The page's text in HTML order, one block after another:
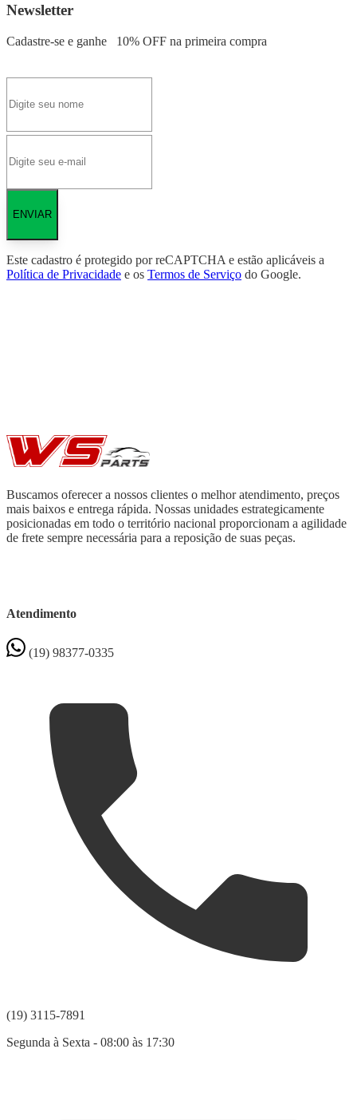
Newsletter
Cadastre-se e ganhe 10% OFF na primeira compra
ENVIAR
Este cadastro é protegido por reCAPTCHA e estão aplicáveis a
Política de Privacidade e os Termos de Serviço do Google.
Buscamos oferecer a nossos clientes o melhor atendimento, preços
mais baixos e entrega rápida. Nossas unidades estrategicamente
posicionadas em todo o território nacional proporcionam a agilidade
de frete sempre necessária para a reposição de suas peças.
Atendimento
(19) 98377-0335
(19) 3115-7891
Segunda à Sexta - 08:00 às 17:30